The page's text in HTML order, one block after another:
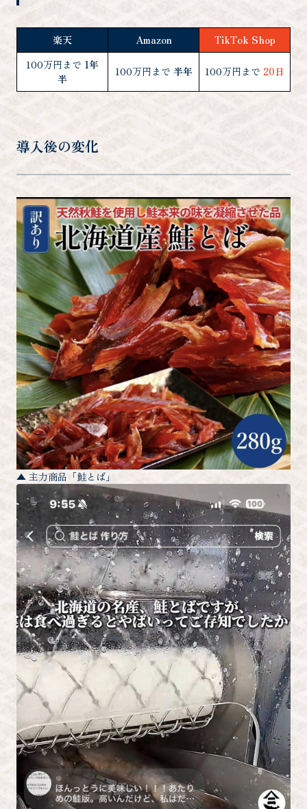
楽天 Amazon
TikTok Shop
100万円まで 1年
半
100万円まで 半年 100万円まで 20日
導入後の変化
▲ 主力商品「鮭とば」